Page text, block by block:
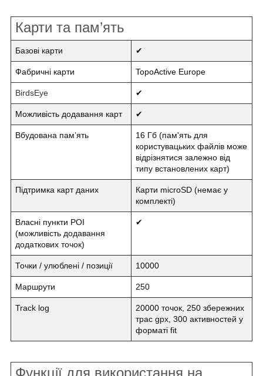
Карти та пам’ять
Базові карти ✔
Фабричні карти TopoActive Europe
BirdsEye ✔
Можливість додавання карт ✔
Вбудована пам’ять
16 Гб (пам'ять для
користувацьких файлів може
відрізнятися залежно від
типу встановлених карт)
Підтримка карт даних Карти microSD (немає у
комплекті)
Власні пункти POI
(можливість додавання
додаткових точок)
✔
Точки / улюблені / позиції 10000
Маршрути 250
Track log
20000 точок, 250 збережних
трас gpx, 300 активностей у
форматі fit
Функції для використання на